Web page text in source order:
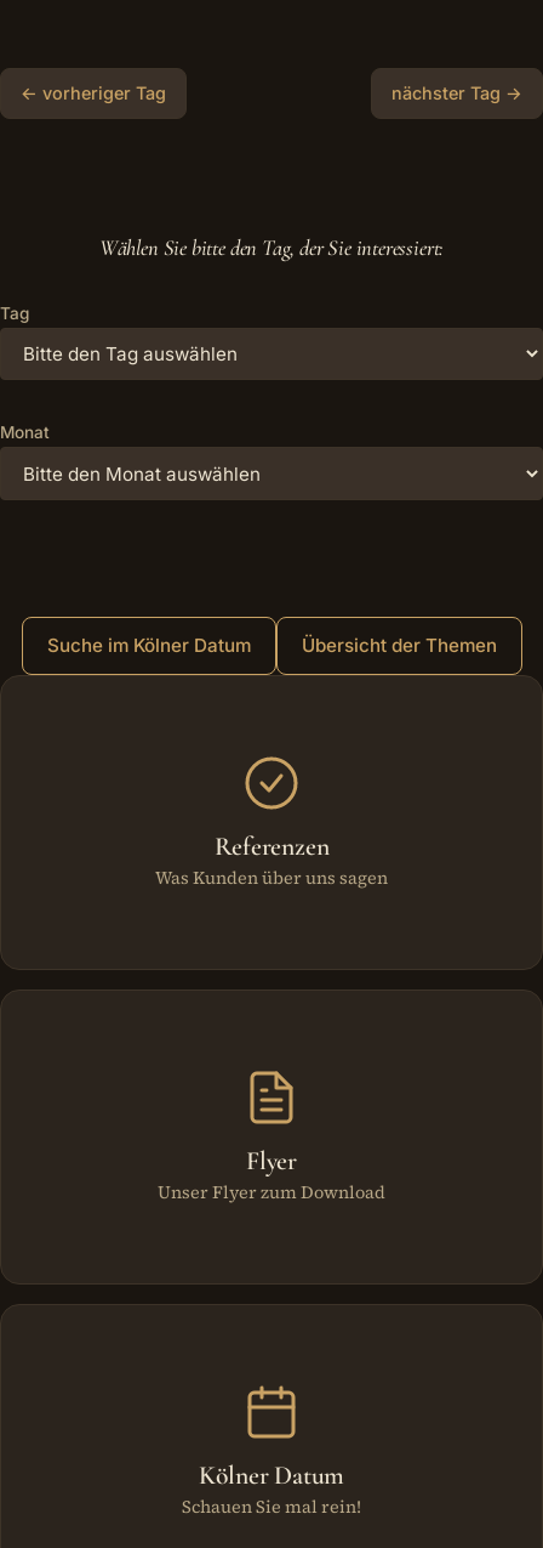
← vorheriger Tag nächster Tag →
Wählen Sie bitte den Tag, der Sie interessiert:
Tag
Monat
Suche im Kölner Datum Übersicht der Themen
Weitere Bereiche
Referenzen
Was Kunden über uns sagen
Flyer
Unser Flyer zum Download
Kölner Datum
Schauen Sie mal rein!